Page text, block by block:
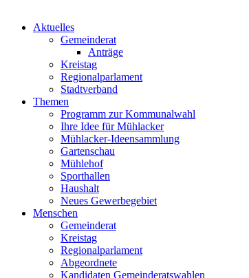
Aktuelles
Gemeinderat
Anträge
Kreistag
Regionalparlament
Stadtverband
Themen
Programm zur Kommunalwahl
Ihre Idee für Mühlacker
Mühlacker-Ideensammlung
Gartenschau
Mühlehof
Sporthallen
Haushalt
Neues Gewerbegebiet
Menschen
Gemeinderat
Kreistag
Regionalparlament
Abgeordnete
Kandidaten Gemeinderatswahlen